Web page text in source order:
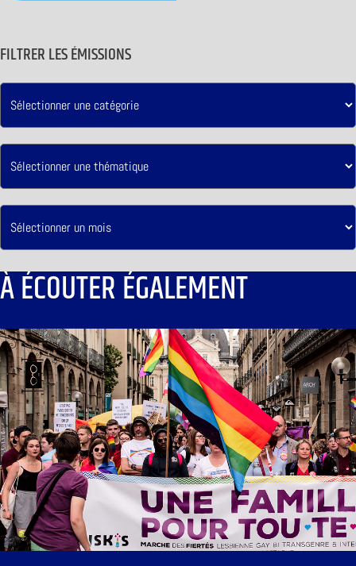
FILTRER LES ÉMISSIONS
À ÉCOUTER ÉGALEMENT